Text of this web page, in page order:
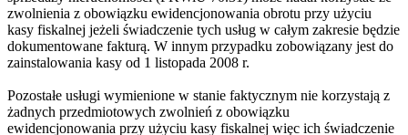
zwolnienia z obowiązku ewidencjonowania obrotu przy użyciu
kasy fiskalnej jeżeli świadczenie tych usług w całym zakresie będzie
dokumentowane fakturą. W innym przypadku zobowiązany jest do
zainstalowania kasy od 1 listopada 2008 r.
Pozostałe usługi wymienione w stanie faktycznym nie korzystają z
żadnych przedmiotowych zwolnień z obowiązku
ewidencjonowania przy użyciu kasy fiskalnej więc ich świadczenie